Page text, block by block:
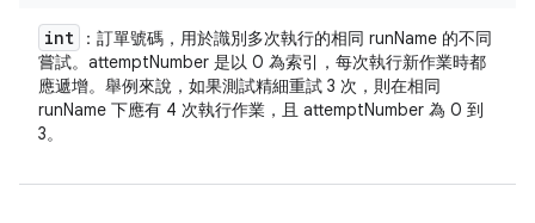
int
：訂單號碼，用於識別多次執行的相同 runName 的不同
嘗試。attemptNumber 是以 0 為索引，每次執行新作業時都
應遞增。舉例來說，如果測試精細重試 3 次，則在相同
runName 下應有 4 次執行作業，且 attemptNumber 為 0 到
3。